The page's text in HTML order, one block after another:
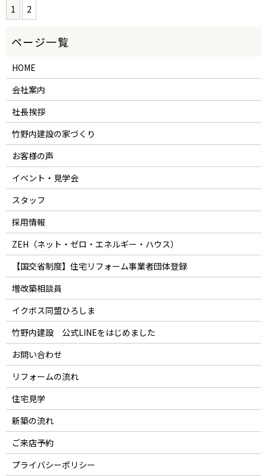
1 2
HOME
会社案内
社長挨拶
竹野内建設の家づくり
お客様の声
イベント・見学会
スタッフ
採用情報
ZEH（ネット・ゼロ・エネルギー・ハウス）
【国交省制度】住宅リフォーム事業者団体登録
増改築相談員
イクボス同盟ひろしま
竹野内建設 公式LINEをはじめました
お問い合わせ
リフォームの流れ
住宅見学
新築の流れ
ご来店予約
プライバシーポリシー